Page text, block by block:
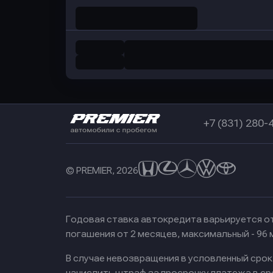
+7 (831) 280-
© PREMIER, 2026
Годовая ставка автокредита варьируется
погашения от 2 месяцев, максимальный - 96
В случае невозвращения в условленный